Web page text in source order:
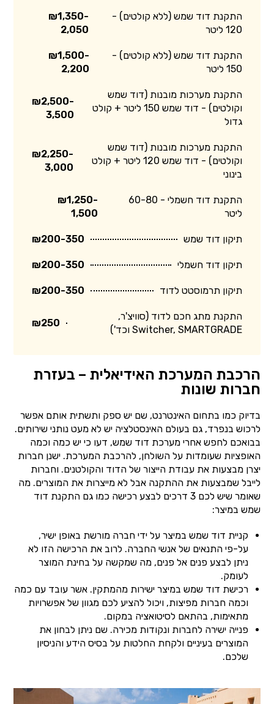
התקנת דוד שמש (ללא קולטים) -
120 ליטר
₪1,350-
2,050
התקנת דוד שמש (ללא קולטים) -
150 ליטר
₪1,500-
2,200
התקנת מערכות מובנות (דוד שמש
וקולטים) - דוד שמש 150 ליטר + קולט
גדול
₪2,500-
3,500
התקנת מערכות מובנות (דוד שמש
וקולטים) - דוד שמש 120 ליטר + קולט
בינוני
₪2,250-
3,000
התקנת דוד חשמלי - 60-80
ליטר
₪1,250-
1,500
תיקון דוד שמש ₪200-350
תיקון דוד חשמלי ₪200-350
תיקון תרמוסטט לדוד ₪200-350
התקנת מתג חכם לדוד (סוויצ'ר,
Switcher, SMARTGRADE וכד')
₪250
הרכבת המערכת האידיאלית – בעזרת
חברות שונות
בדיוק כמו בתחום האינטרנט, שם יש ספק ותשתית אותם אפשר
לרכוש בנפרד, גם בעולם האינסטלציה יש לא מעט נותני שירותים.
בבואכם לחפש אחרי מערכת דוד שמש, דעו כי יש כמה וכמה
האופציות שעומדות על השולחן, להרכבת המערכת. ישנן חברות
יצרן מבצעות את עבודת הייצור של הדוד והקולטנים. וחברות
לייבל שמבצעות את ההתקנה אבל לא מייצרות את המוצרים. מה
שאומר שיש לכם 3 דרכים לבצע רכישה כמו גם התקנת דוד
שמש במיצר:
קניית דוד שמש במיצר על ידי חברה מורשת באופן ישיר,
על-פי התנאים של אנשי החברה. לרוב את הרכישה הזו לא
ניתן לבצע פנים אל פנים, מה שמקשה על בחינת המוצר
לעומק.
רכישת דוד שמש במיצר ישירות מהמתקין. אשר עובד עם כמה
וכמה חברות מפיצות, ויכול להציע לכם מגוון של אפשרויות
מתאימות, בהתאם לסיטואציה במקום.
פנייה ישירה לחברות ונקודות מכירה. שם ניתן לבחון את
המוצרים בעיניים ולקחת החלטות על בסיס הידע והניסיון
שלכם.